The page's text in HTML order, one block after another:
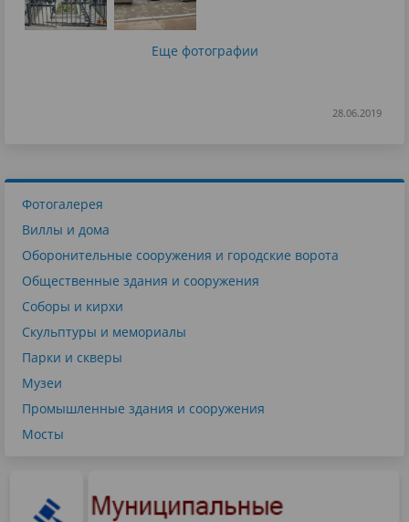
Еще фотографии
28.06.2019
Фотогалерея
Виллы и дома
Оборонительные сооружения и городские ворота
Общественные здания и сооружения
Соборы и кирхи
Скульптуры и мемориалы
Парки и скверы
Музеи
Промышленные здания и сооружения
Мосты